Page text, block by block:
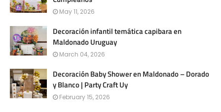
May 11, 2026
Decoración infantil temática capibara en
Maldonado Uruguay
March 04, 2026
Decoración Baby Shower en Maldonado – Dorado
y Blanco | Party Craft Uy
February 15, 2026